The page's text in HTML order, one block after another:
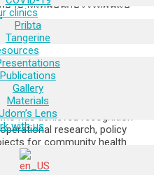
clinics
Pribta
Tangerine
Publications
Gallery
Materials
Lens
with us
ยาบาลเหมือนกับไวรัสผันแป
has achieved recognition
research, policy
for community health
levels.